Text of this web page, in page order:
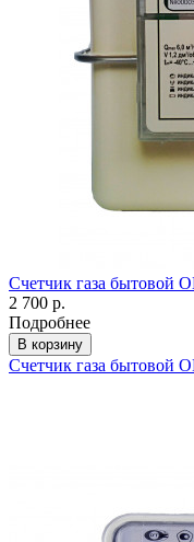
Счетчик газа
2 700 р.
Подробнее
В корзину
Счетчик газа